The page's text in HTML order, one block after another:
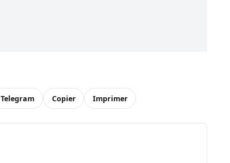
Telegram Copier Imprimer